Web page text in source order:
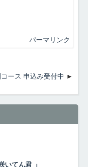
パーマリンク
ース 申込み受付中
いてん君 」